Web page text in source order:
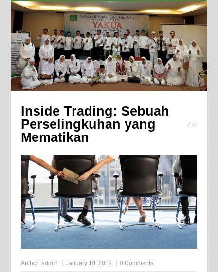
Inside Trading: Sebuah
Perselingkuhan yang
Mematikan
Author: admin January 10, 2019 0 Comments